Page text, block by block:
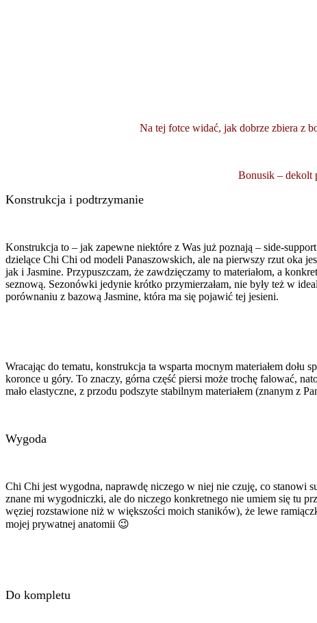
Na tej fotce widać, jak dobrze zbiera z
Bonusik – dekolt
Konstrukcja i podtrzymanie
Konstrukcja to – jak zapewne niektóre z Was już poznają – side-
dzielące Chi Chi od modeli Panaszowskich, ale na pierwszy rzut oka
jak i Jasmine. Przypuszczam, że zawdzięczamy to materiałom, a
seznową. Sezonówki jedynie krótko przymierzałam, nie były też w
porównaniu z bazową Jasmine, która ma się pojawić tej jesieni.
Wracając do tematu, konstrukcja ta wsparta mocnym materiałem
koronce u góry. To znaczy, górna część piersi może trochę falować,
mało elastyczne, z przodu podszyte stabilnym materiałem (znanym z
Wygoda
Chi Chi jest wygodna, naprawdę niczego w niej nie czuję, co stanowi
znane mi wygodniczki, ale do niczego konkretnego nie umiem się tu
węziej rozstawione niż w większości moich staników), że lewe
mojej prywatnej anatomii 😉
Do kompletu